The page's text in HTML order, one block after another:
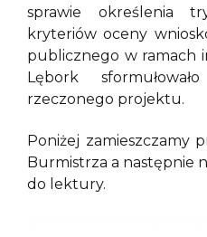
sprawie określenia
kryteriów oceny
publicznego w ramach
Lębork
rzeczonego projektu.
Poniżej zamieszczamy
Burmistrza a następnie
do lektury.